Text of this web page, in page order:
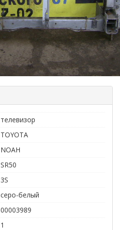
телевизор
TOYOTA
NOAH
SR50
3S
серо-белый
00003989
1